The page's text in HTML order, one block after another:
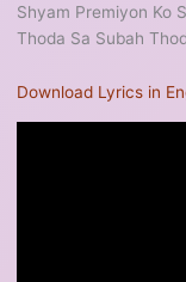
Shyam Premiyon Ko
Thoda Sa Subah
Download Lyrics in